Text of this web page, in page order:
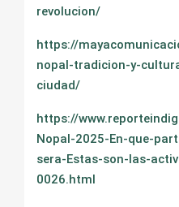
revolucion/
https://
nopal-tradicion-y-
ciudad/
https://
Nopal-2025-En-que-
sera-Estas-son-las-
0026.html